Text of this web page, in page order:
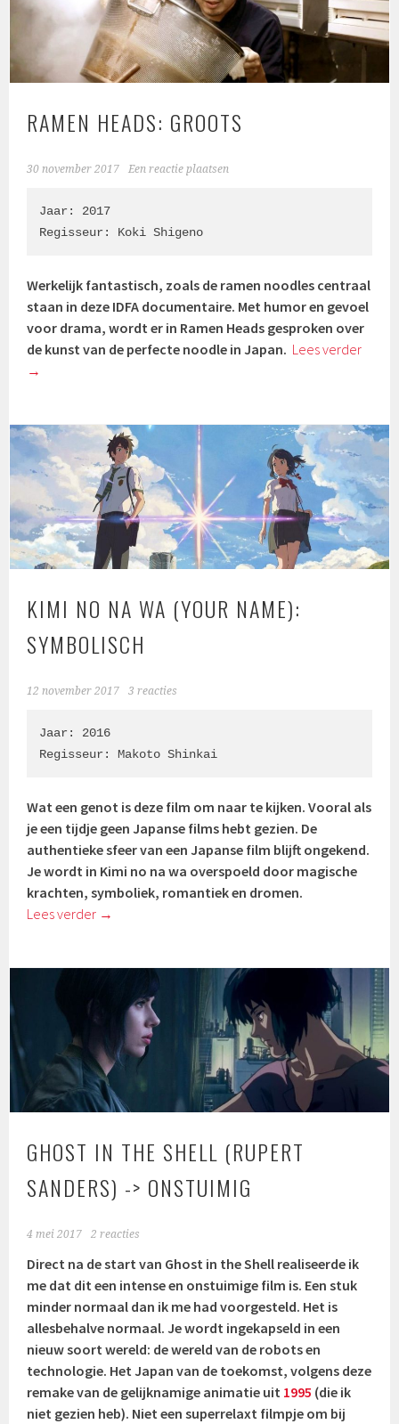
RAMEN HEADS: GROOTS
30 november 2017 Een reactie plaatsen
Jaar: 2017
Regisseur: Koki Shigeno
Werkelijk fantastisch, zoals de ramen noodles centraal
staan in deze IDFA documentaire. Met humor en gevoel
voor drama, wordt er in Ramen Heads gesproken over
de kunst van de perfecte noodle in Japan. Lees verder
→
KIMI NO NA WA (YOUR NAME):
SYMBOLISCH
12 november 2017 3 reacties
Jaar: 2016
Regisseur: Makoto Shinkai
Wat een genot is deze film om naar te kijken. Vooral als
je een tijdje geen Japanse films hebt gezien. De
authentieke sfeer van een Japanse film blijft ongekend.
Je wordt in Kimi no na wa overspoeld door magische
krachten, symboliek, romantiek en dromen.
Lees verder →
GHOST IN THE SHELL (RUPERT
SANDERS) -> ONSTUIMIG
4 mei 2017 2 reacties
Direct na de start van Ghost in the Shell realiseerde ik
me dat dit een intense en onstuimige film is. Een stuk
minder normaal dan ik me had voorgesteld. Het is
allesbehalve normaal. Je wordt ingekapseld in een
nieuw soort wereld: de wereld van de robots en
technologie. Het Japan van de toekomst, volgens deze
remake van de gelijknamige animatie uit 1995 (die ik
niet gezien heb). Niet een superrelaxt filmpje om bij